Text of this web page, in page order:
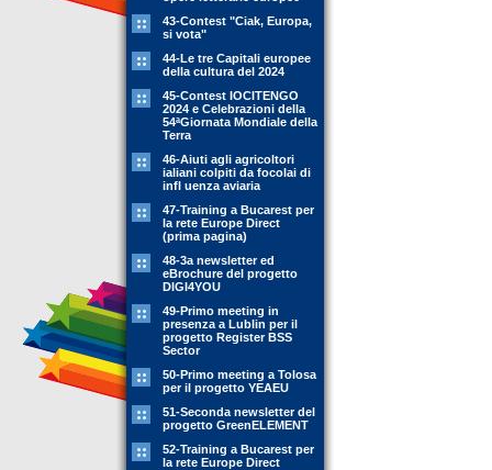
43-Contest "Ciak, Europa,
si vota"
44-Le tre Capitali europee
della cultura del 2024
45-Contest IOCITENGO
2024 e Celebrazioni della
54ªGiornata Mondiale della
Terra
46-Aiuti agli agricoltori
ialiani colpiti da focolai di
infl uenza aviaria
47-Training a Bucarest per
la rete Europe Direct
(prima pagina)
48-3a newsletter ed
eBrochure del progetto
DIGI4YOU
49-Primo meeting in
presenza a Lublin per il
progetto Register BSS
Sector
50-Primo meeting a Tolosa
per il progetto YEAEU
51-Seconda newsletter del
progetto GreenELEMENT
52-Training a Bucarest per
la rete Europe Direct